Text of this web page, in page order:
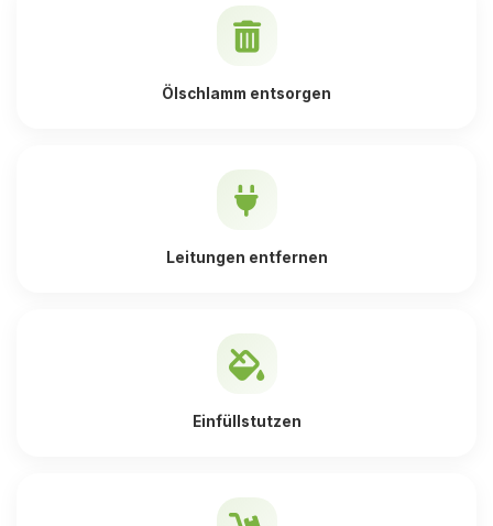
Ölschlamm entsorgen
Leitungen entfernen
Einfüllstutzen